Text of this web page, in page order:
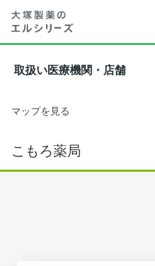
取扱い医療機関・店舗
マップを見る
こもろ薬局